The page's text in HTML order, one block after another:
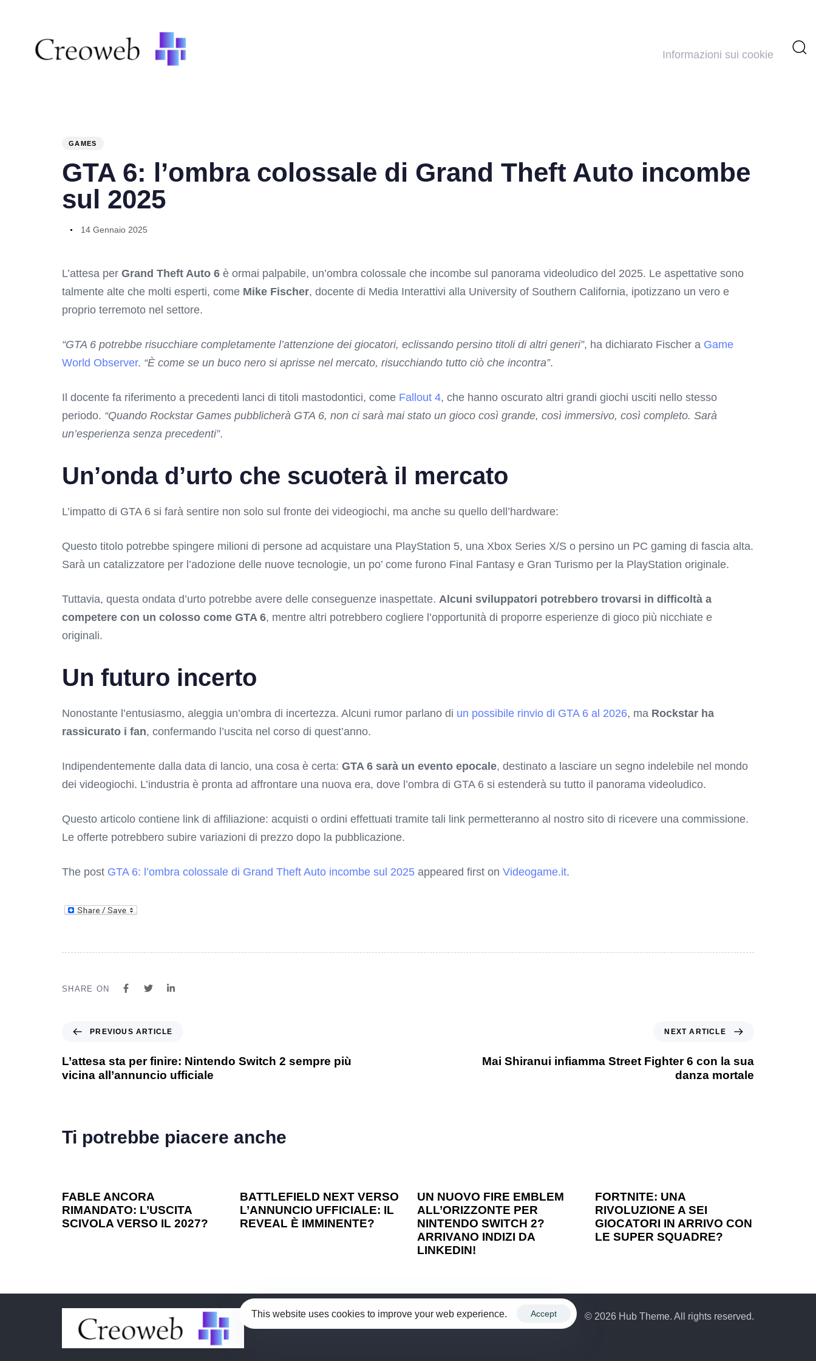
Informazioni sui cookie
GAMES
GTA 6: l’ombra colossale di Grand Theft Auto incombe
sul 2025
14 Gennaio 2025
L’attesa per Grand Theft Auto 6 è ormai palpabile, un’ombra colossale che incombe sul panorama videoludico del 2025. Le aspettative sono
talmente alte che molti esperti, come Mike Fischer, docente di Media Interattivi alla University of Southern California, ipotizzano un vero e
proprio terremoto nel settore.
“GTA 6 potrebbe risucchiare completamente l’attenzione dei giocatori, eclissando persino titoli di altri generi”, ha dichiarato Fischer a Game
World Observer. “È come se un buco nero si aprisse nel mercato, risucchiando tutto ciò che incontra”.
Il docente fa riferimento a precedenti lanci di titoli mastodontici, come Fallout 4, che hanno oscurato altri grandi giochi usciti nello stesso
periodo. “Quando Rockstar Games pubblicherà GTA 6, non ci sarà mai stato un gioco così grande, così immersivo, così completo. Sarà
un’esperienza senza precedenti”.
Un’onda d’urto che scuoterà il mercato
L’impatto di GTA 6 si farà sentire non solo sul fronte dei videogiochi, ma anche su quello dell’hardware:
Questo titolo potrebbe spingere milioni di persone ad acquistare una PlayStation 5, una Xbox Series X/S o persino un PC gaming di fascia alta.
Sarà un catalizzatore per l’adozione delle nuove tecnologie, un po’ come furono Final Fantasy e Gran Turismo per la PlayStation originale.
Tuttavia, questa ondata d’urto potrebbe avere delle conseguenze inaspettate. Alcuni sviluppatori potrebbero trovarsi in difficoltà a
competere con un colosso come GTA 6, mentre altri potrebbero cogliere l’opportunità di proporre esperienze di gioco più nicchiate e
originali.
Un futuro incerto
Nonostante l’entusiasmo, aleggia un’ombra di incertezza. Alcuni rumor parlano di un possibile rinvio di GTA 6 al 2026, ma Rockstar ha
rassicurato i fan, confermando l’uscita nel corso di quest’anno.
Indipendentemente dalla data di lancio, una cosa è certa: GTA 6 sarà un evento epocale, destinato a lasciare un segno indelebile nel mondo
dei videogiochi. L’industria è pronta ad affrontare una nuova era, dove l’ombra di GTA 6 si estenderà su tutto il panorama videoludico.
Questo articolo contiene link di affiliazione: acquisti o ordini effettuati tramite tali link permetteranno al nostro sito di ricevere una commissione.
Le offerte potrebbero subire variazioni di prezzo dopo la pubblicazione.
The post GTA 6: l’ombra colossale di Grand Theft Auto incombe sul 2025 appeared first on Videogame.it.
SHARE ON
PREVIOUS ARTICLE
L’attesa sta per finire: Nintendo Switch 2 sempre più
vicina all’annuncio ufficiale
NEXT ARTICLE
Mai Shiranui infiamma Street Fighter 6 con la sua
danza mortale
Ti potrebbe piacere anche
FABLE ANCORA
RIMANDATO: L’USCITA
SCIVOLA VERSO IL 2027?
BATTLEFIELD NEXT VERSO
L’ANNUNCIO UFFICIALE: IL
REVEAL È IMMINENTE?
UN NUOVO FIRE EMBLEM
ALL’ORIZZONTE PER
NINTENDO SWITCH 2?
ARRIVANO INDIZI DA
LINKEDIN!
FORTNITE: UNA
RIVOLUZIONE A SEI
GIOCATORI IN ARRIVO CON
LE SUPER SQUADRE?
© 2026 Hub Theme. All rights reserved.
This website uses cookies to improve your web experience. Accept